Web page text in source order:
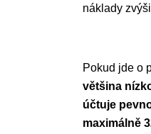
náklady
Pokud jde o
většina
účtuje
maximálně